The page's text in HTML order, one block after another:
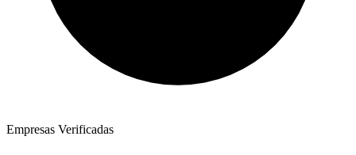
Empresas Verificadas